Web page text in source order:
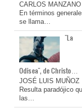
CARLOS MANZANO
En términos
se llama…
"La
Odisea", de Christo…
JOSÉ LUIS MUÑOZ
Resulta paradójico
las…